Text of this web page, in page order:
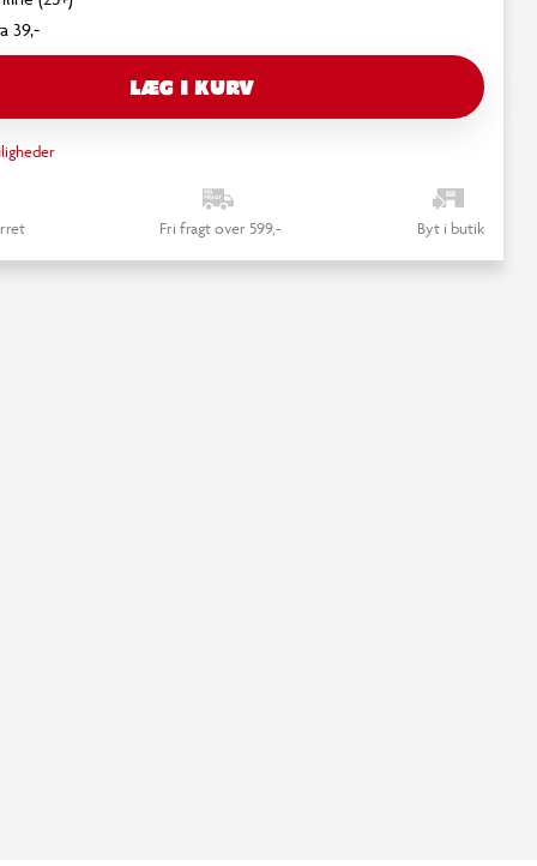
39,-
LÆG I KURV
Fri fragt over 599,- Byt i butik